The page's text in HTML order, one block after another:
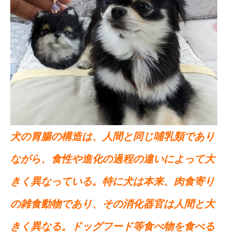
犬の胃腸の構造は、人間と同じ哺乳類であり
ながら、食性や進化の過程の違いによって大
きく異なっている。特に犬は本来、肉食寄り
の雑食動物であり、その消化器官は人間と大
きく異なる。ドッグフード等食べ物を食べる